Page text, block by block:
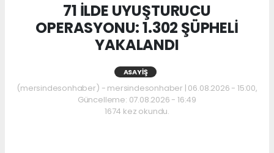
71 İLDE UYUŞTURUCU
OPERASYONU: 1.302 ŞÜPHELİ
YAKALANDI
ASAYIŞ
(mersindesonhaber) - mersindesonhaber | 06.08.2026 - 15:00,
Güncelleme: 07.08.2026 - 16:49
1674 kez okundu.